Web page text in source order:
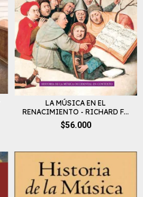
LA MÚSICA EN EL
RENACIMIENTO - RICHARD F...
$56.000